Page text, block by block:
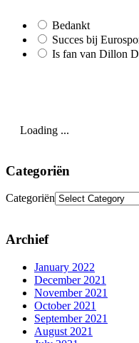
Bedankt
Succes bij
Is fan van Dillon
Loading ...
Categoriën
Categoriën
Archief
January 2022
December 2021
November 2021
October 2021
September 2021
August 2021